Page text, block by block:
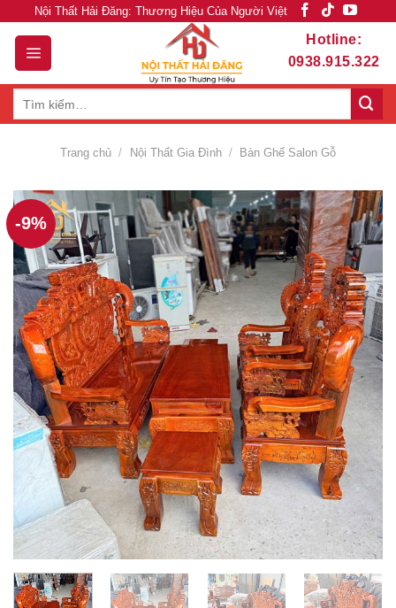
content
Nội Thất Hải Đăng: Thương Hiệu Của Người Việt
Hotline:
0938.915.322
Trang chủ / Nội Thất Gia Đình / Bàn Ghế Salon Gỗ
-9%